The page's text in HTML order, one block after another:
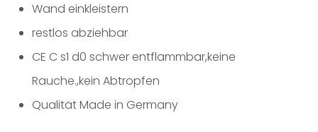
Wand einkleistern
restlos abziehbar
CE C s1 d0 schwer entflammbar,keine
Rauche.,kein Abtropfen
Qualität Made in Germany